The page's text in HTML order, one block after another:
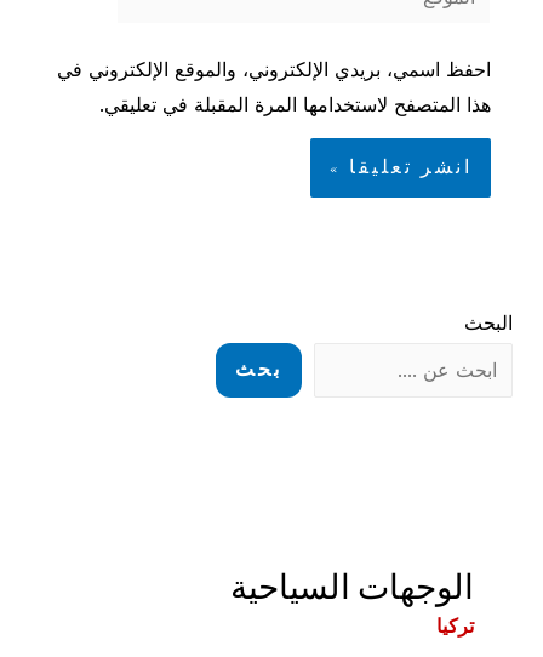
احفظ اسمي، بريدي الإلكتروني، والموقع الإلكتروني في
هذا المتصفح لاستخدامها المرة المقبلة في تعليقي.
البحث
بحث
الوجهات السياحية
تركيا